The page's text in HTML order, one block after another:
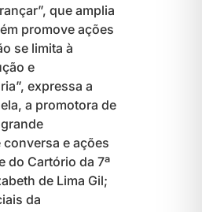
que amplia
promove ações
se limita à
e
expressa a
a promotora de
e ações
do Cartório da 7ª
de Lima Gil;
da